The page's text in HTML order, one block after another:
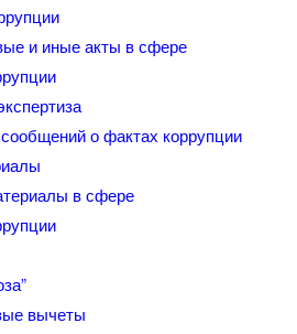
и иные акты в сфере
о фактах коррупции
в сфере
вычеты